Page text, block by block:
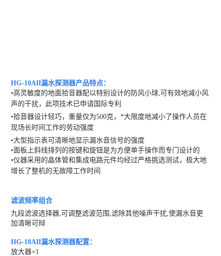
HG-10AII漏水探测器产品特点：
•高灵敏度的地面拾音器配以特别设计的防风小球,可有效地减小风
声的干扰，此项技术已申请国际专利
•拾音器设计轻巧，重量仅为500克，*大限度地减小了操作人员在
现场长时间工作的劳动强度
•大型指示表可清晰地显示漏水音信号的强度
•面板上斜线排列的按键和旋钮是为方便单手操作而专门设计的
•仪器采用的晶体管和集成电路元件均经过严格挑选测试，极大地
增长了整机的无故障工作时间
滤波频率组合
九段滤波选择器,可调整滤波范围,滤除其他噪声干扰,使漏水音更
加清晰可辩
HG-10AII漏水探测器配置：
放大器×1